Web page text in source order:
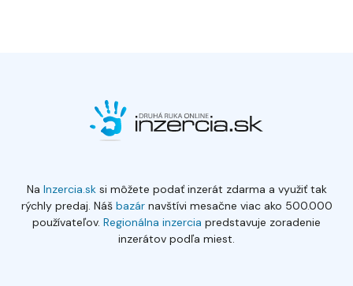
Na Inzercia.sksi môžete podať inzerát zdarma a využiť tak
rýchly predaj. Náš bazárnavštívi mesačne viac ako 500.000
používateľov. Regionálna inzercia predstavuje zoradenie
inzerátov podľa miest.